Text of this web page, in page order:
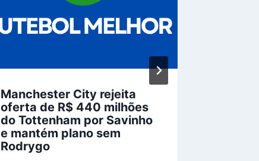
Manchester City rejeita
oferta de R$ 440 milhões
do Tottenham por Savinho
e mantém plano sem
Rodrygo